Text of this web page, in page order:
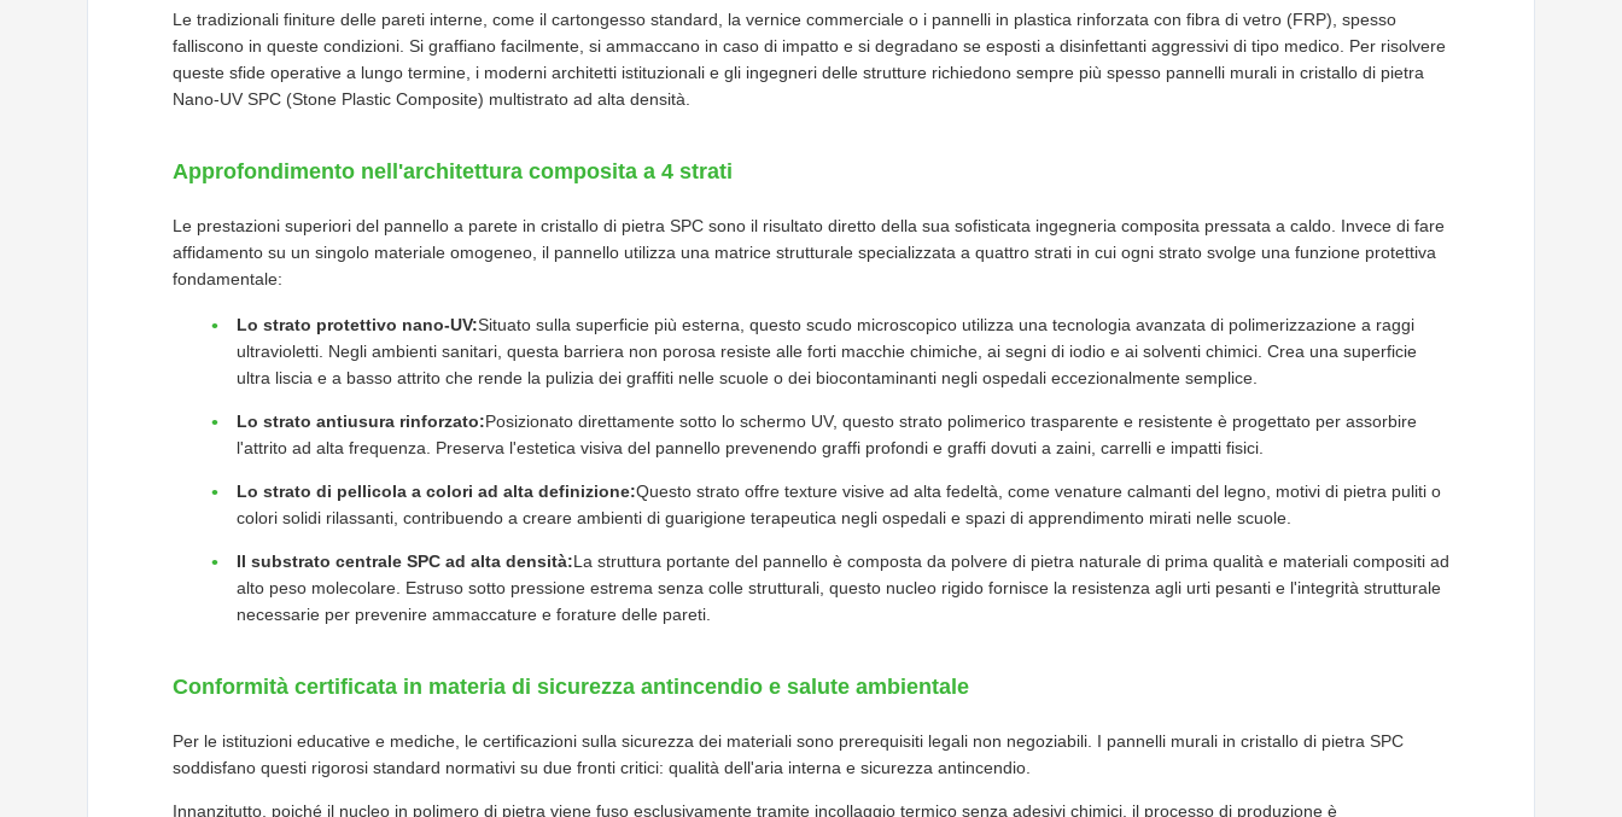
Le tradizionali finiture delle pareti interne, come il cartongesso standard, la vernice commerciale o i pannelli in plastica rinforzata con fibra di vetro (FRP), spesso
falliscono in queste condizioni. Si graffiano facilmente, si ammaccano in caso di impatto e si degradano se esposti a disinfettanti aggressivi di tipo medico. Per risolvere
queste sfide operative a lungo termine, i moderni architetti istituzionali e gli ingegneri delle strutture richiedono sempre più spesso pannelli murali in cristallo di pietra
Nano-UV SPC (Stone Plastic Composite) multistrato ad alta densità.
Approfondimento nell'architettura composita a 4 strati
Le prestazioni superiori del pannello a parete in cristallo di pietra SPC sono il risultato diretto della sua sofisticata ingegneria composita pressata a caldo. Invece di fare
affidamento su un singolo materiale omogeneo, il pannello utilizza una matrice strutturale specializzata a quattro strati in cui ogni strato svolge una funzione protettiva
fondamentale:
Lo strato protettivo nano-UV:Situato sulla superficie più esterna, questo scudo microscopico utilizza una tecnologia avanzata di polimerizzazione a raggi
ultravioletti. Negli ambienti sanitari, questa barriera non porosa resiste alle forti macchie chimiche, ai segni di iodio e ai solventi chimici. Crea una superficie
ultra liscia e a basso attrito che rende la pulizia dei graffiti nelle scuole o dei biocontaminanti negli ospedali eccezionalmente semplice.
Lo strato antiusura rinforzato:Posizionato direttamente sotto lo schermo UV, questo strato polimerico trasparente e resistente è progettato per assorbire
l'attrito ad alta frequenza. Preserva l'estetica visiva del pannello prevenendo graffi profondi e graffi dovuti a zaini, carrelli e impatti fisici.
Lo strato di pellicola a colori ad alta definizione:Questo strato offre texture visive ad alta fedeltà, come venature calmanti del legno, motivi di pietra puliti o
colori solidi rilassanti, contribuendo a creare ambienti di guarigione terapeutica negli ospedali e spazi di apprendimento mirati nelle scuole.
Il substrato centrale SPC ad alta densità:La struttura portante del pannello è composta da polvere di pietra naturale di prima qualità e materiali compositi ad
alto peso molecolare. Estruso sotto pressione estrema senza colle strutturali, questo nucleo rigido fornisce la resistenza agli urti pesanti e l'integrità strutturale
necessarie per prevenire ammaccature e forature delle pareti.
Conformità certificata in materia di sicurezza antincendio e salute ambientale
Per le istituzioni educative e mediche, le certificazioni sulla sicurezza dei materiali sono prerequisiti legali non negoziabili. I pannelli murali in cristallo di pietra SPC
soddisfano questi rigorosi standard normativi su due fronti critici: qualità dell'aria interna e sicurezza antincendio.
Innanzitutto, poiché il nucleo in polimero di pietra viene fuso esclusivamente tramite incollaggio termico senza adesivi chimici, il processo di produzione è